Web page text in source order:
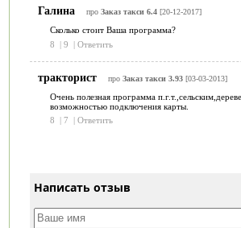
Галина про Заказ такси 6.4[20-12-2017]
Сколько стоит Ваша программа?
8
| 9 | Ответить
тракторист про Заказ такси 3.93[03-03-2013]
Очень полезная программа
возможностью подключения карты.
8
| 7 | Ответить
Написать отзыв